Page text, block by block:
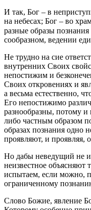
И так, Бог – в
на небесах; Бог – во
разные образы познания
сообразном, ведении
Не трудно на сие
внутренних Своих
непостижим и
Своих откровениях и
а весьма естественно,
Его непостижимо
разнообразны, потому
либо частным образом
образах познания одно
проявляют, и проявляя,
Но дабы неведущий не
неизвестное объясняют
испытаем, если можно,
ограниченному
Слово Божие, явление